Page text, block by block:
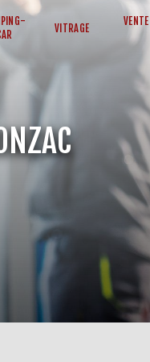
VITRAGE